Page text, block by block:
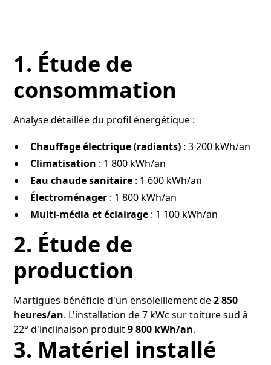
1. Étude de
consommation
Analyse détaillée du profil énergétique :
Chauffage électrique (radiants) : 3 200 kWh/an
Climatisation : 1 800 kWh/an
Eau chaude sanitaire : 1 600 kWh/an
Électroménager : 1 800 kWh/an
Multi-média et éclairage : 1 100 kWh/an
2. Étude de
production
Martigues bénéficie d'un ensoleillement de2 850
heures/an. L'installation de 7 kWc sur toiture sud à
22° d'inclinaison produit9 800 kWh/an.
3. Matériel installé